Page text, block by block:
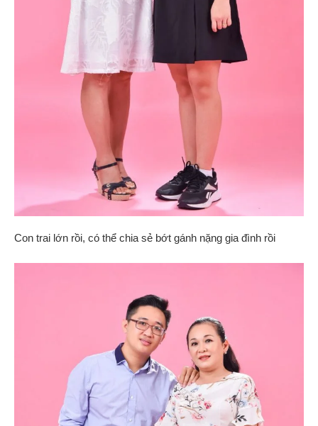
Con trai lớn rồi, có thể chia sẻ bớt gánh nặng gia đình rồi